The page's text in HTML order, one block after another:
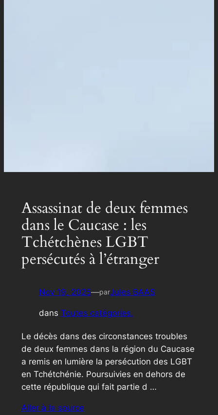
Assassinat de deux femmes
dans le Caucase : les
Tchétchènes LGBT
persécutés à l’étranger
Nov 19, 2025—parJules BAAS
dans Toutes catégories.
Le décès dans des circonstances troubles
de deux femmes dans la région du Caucase
a remis en lumière la persécution des LGBT
en Tchétchénie. Poursuivies en dehors de
cette république qui fait partie d …
Aller à la source